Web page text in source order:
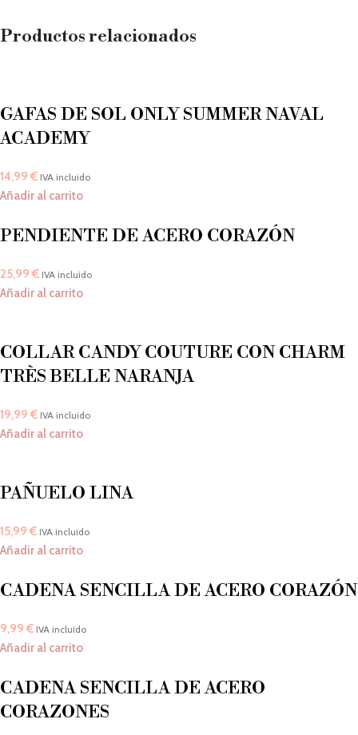
Productos relacionados
GAFAS DE SOL ONLY SUMMER NAVAL
ACADEMY
14,99 € IVA incluido
Añadir al carrito
PENDIENTE DE ACERO CORAZÓN
25,99 € IVA incluido
Añadir al carrito
COLLAR CANDY COUTURE CON CHARM
TRÈS BELLE NARANJA
19,99 € IVA incluido
Añadir al carrito
PAÑUELO LINA
15,99 € IVA incluido
Añadir al carrito
CADENA SENCILLA DE ACERO CORAZÓN
9,99 € IVA incluido
Añadir al carrito
CADENA SENCILLA DE ACERO
CORAZONES